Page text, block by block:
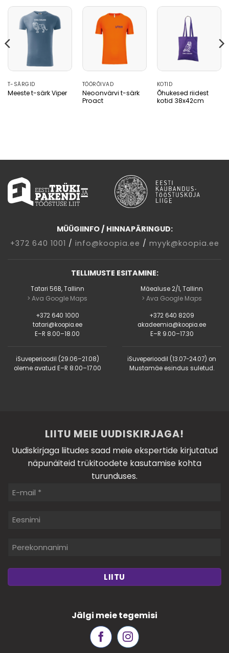
T-SÄRGID
Meeste t-särk Viper
TÖÖRÕIVAD
Neoonvärvi t-särk
Proact
KOTID
Õhukesed riidest
kotid 38x42cm
MÜÜGIINFO / HINNAPÄRINGUD:
+372 640 1001 / info@koopia.ee / myyk@koopia.ee
TELLIMUSTE ESITAMINE:
Tatari 56B, Tallinn
> Ava Google Maps
+372 640 1000
tatari@koopia.ee
E–R 8.00–18.00
ℹ️Suveperioodil (29.06–21.08)
oleme avatud E–R 8.00–17.00
Mäealuse 2/1, Tallinn
> Ava Google Maps
+372 640 8209
akadeemia@koopia.ee
E–R 9.00–17.30
ℹ️Suveperioodil (13.07-24.07) on
Mustamäe esindus suletud.
LIITU MEIE UUDISKIRJAGA!
Uudiskirjaga liitudes saad meie ekspertide kirjutatud
näpunäiteid trükitoodete kasutamise kohta
turunduses.
E-
Eesnimi
Perekonnanimi
Jälgi meie tegemisi